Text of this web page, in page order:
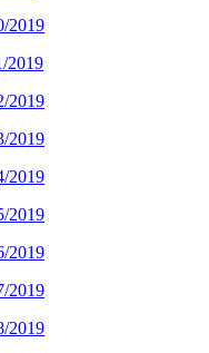
2019
2019
2019
2019
2019
2019
2019
2019
2019